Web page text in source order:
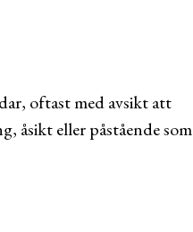
oftast med avsikt att
åsikt eller påstående som